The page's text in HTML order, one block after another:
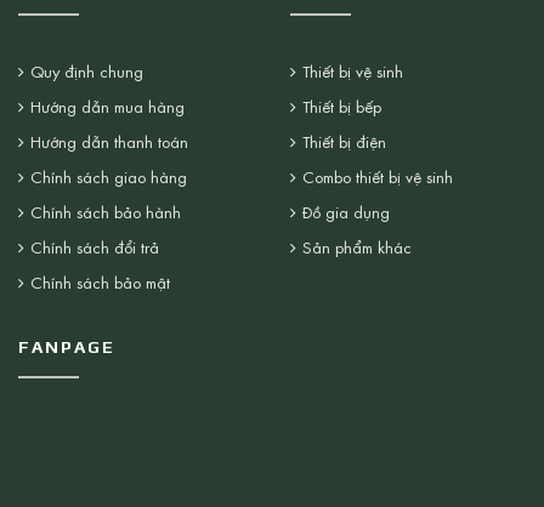
Quy định chung
Hướng dẫn mua hàng
Hướng dẫn thanh toán
Chính sách giao hàng
Chính sách bảo hành
Chính sách đổi trả
Chính sách bảo mật
Thiết bị vệ sinh
Thiết bị bếp
Thiết bị điện
Combo thiết bị vệ sinh
Đồ gia dụng
Sản phẩm khác
FANPAGE